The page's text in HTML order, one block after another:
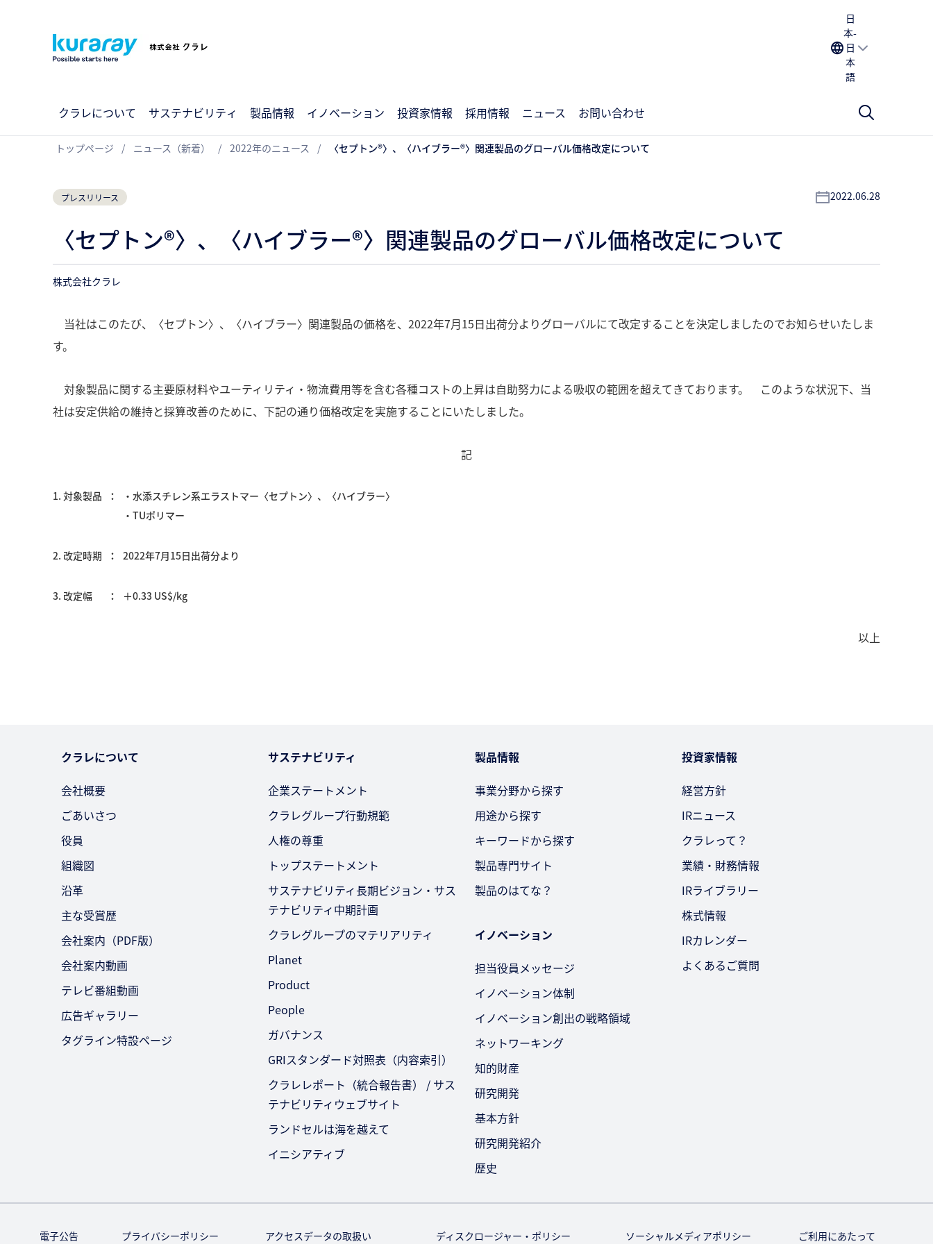
日
本-
日
本
語
クラレについて サステナビリティ 製品情報 イノベーション 投資家情報 採用情報 ニュース お問い合わせ
トップページ ニュース（新着） 2022年のニュース 〈セプトン®〉、〈ハイブラー®〉関連製品のグローバル価格改定について
プレスリリース 2022.06.28
〈セプトン®〉、〈ハイブラー®〉関連製品のグローバル価格改定について
株式会社クラレ
当社はこのたび、〈セプトン〉、〈ハイブラー〉関連製品の価格を、2022年7月15日出荷分よりグローバルにて改定することを決定しましたのでお知らせいたしま
す。
対象製品に関する主要原材料やユーティリティ・物流費用等を含む各種コストの上昇は自助努力による吸収の範囲を超えてきております。 このような状況下、当
社は安定供給の維持と採算改善のために、下記の通り価格改定を実施することにいたしました。
記
1. 対象製品
・水添スチレン系エラストマー〈セプトン〉、〈ハイブラー〉
・TUポリマー
2. 改定時期 2022年7月15日出荷分より
3. 改定幅 ＋0.33 US$/kg
以上
クラレについて
会社概要
ごあいさつ
役員
組織図
沿革
主な受賞歴
会社案内（PDF版）
会社案内動画
テレビ番組動画
広告ギャラリー
タグライン特設ページ
サステナビリティ
企業ステートメント
クラレグループ行動規範
人権の尊重
トップステートメント
サステナビリティ長期ビジョン・サス
テナビリティ中期計画
クラレグループのマテリアリティ
Planet
Product
People
ガバナンス
GRIスタンダード対照表（内容索引）
クラレレポート（統合報告書） / サス
テナビリティウェブサイト
ランドセルは海を越えて
イニシアティブ
製品情報
事業分野から探す
用途から探す
キーワードから探す
製品専門サイト
製品のはてな？
イノベーション
担当役員メッセージ
イノベーション体制
イノベーション創出の戦略領域
ネットワーキング
知的財産
研究開発
基本方針
研究開発紹介
歴史
投資家情報
経営方針
IRニュース
クラレって？
業績・財務情報
IRライブラリー
株式情報
IRカレンダー
よくあるご質問
電子公告 プライバシーポリシー アクセスデータの取扱い ディスクロージャー・ポリシー ソーシャルメディアポリシー ご利用にあたって